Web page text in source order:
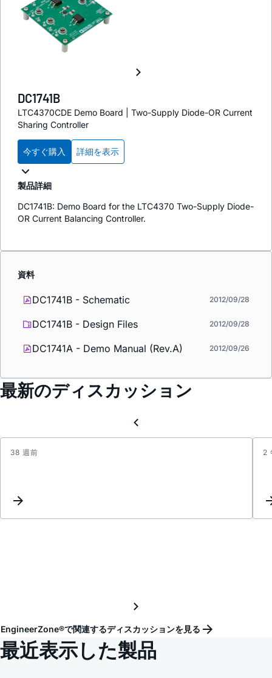
DC1741B
LTC4370CDE Demo Board | Two-Supply Diode-OR Current
Sharing Controller
今すぐ購入 詳細を表示
製品詳細
DC1741B: Demo Board for the LTC4370 Two-Supply Diode-
OR Current Balancing Controller.
資料
DC1741B - Schematic 2012/09/28
DC1741B - Design Files 2012/09/28
DC1741A - Demo Manual (Rev.A) 2012/09/26
最新のディスカッション
38 週前 2
EngineerZone®で関連するディスカッションを見る
最近表示した製品